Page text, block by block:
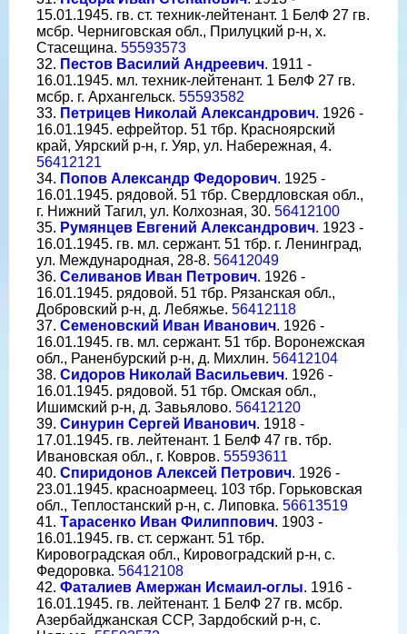
15.01.1945. гв. ст. техник-лейтенант. 1 БелФ 27 гв.
мсбр. Черниговская обл., Прилуцкий р-н, х.
Стасещина. 55593573
32. Пестов Василий Андреевич. 1911 -
16.01.1945. мл. техник-лейтенант. 1 БелФ 27 гв.
мсбр. г. Архангельск. 55593582
33. Петрицев Николай Александрович. 1926 -
16.01.1945. ефрейтор. 51 тбр. Красноярский
край, Уярский р-н, г. Уяр, ул. Набережная, 4.
56412121
34. Попов Александр Федорович. 1925 -
16.01.1945. рядовой. 51 тбр. Свердловская обл.,
г. Нижний Тагил, ул. Колхозная, 30. 56412100
35. Румянцев Евгений Александрович. 1923 -
16.01.1945. гв. мл. сержант. 51 тбр. г. Ленинград,
ул. Международная, 28-8. 56412049
36. Селиванов Иван Петрович. 1926 -
16.01.1945. рядовой. 51 тбр. Рязанская обл.,
Добровский р-н, д. Лебяжье. 56412118
37. Семеновский Иван Иванович. 1926 -
16.01.1945. гв. мл. сержант. 51 тбр. Воронежская
обл., Раненбурский р-н, д. Михлин. 56412104
38. Сидоров Николай Васильевич. 1926 -
16.01.1945. рядовой. 51 тбр. Омская обл.,
Ишимский р-н, д. Завьялово. 56412120
39. Синурин Сергей Иванович. 1918 -
17.01.1945. гв. лейтенант. 1 БелФ 47 гв. тбр.
Ивановская обл., г. Ковров. 55593611
40. Спиридонов Алексей Петрович. 1926 -
23.01.1945. красноармеец. 103 тбр. Горьковская
обл., Теплостанский р-н, с. Липовка. 56613519
41. Тарасенко Иван Филиппович. 1903 -
16.01.1945. гв. ст. сержант. 51 тбр.
Кировоградская обл., Кировоградский р-н, с.
Федоровка. 56412108
42. Фаталиев Амержан Исмаил-оглы. 1916 -
16.01.1945. гв. лейтенант. 1 БелФ 27 гв. мсбр.
Азербайджанская ССР, Зардобский р-н, с.